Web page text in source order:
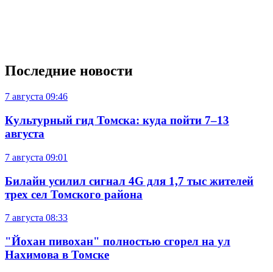
Последние новости
7 августа 09:46
Культурный гид Томска: куда пойти 7–13
августа
7 августа 09:01
Билайн усилил сигнал 4G для 1,7 тыс жителей
трех сел Томского района
7 августа 08:33
"Йохан пивохан" полностью сгорел на ул
Нахимова в Томске